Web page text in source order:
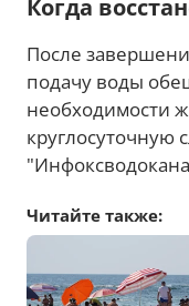
Когда
После
подачу воды
необходимости
круглосуточную
Читайте также: